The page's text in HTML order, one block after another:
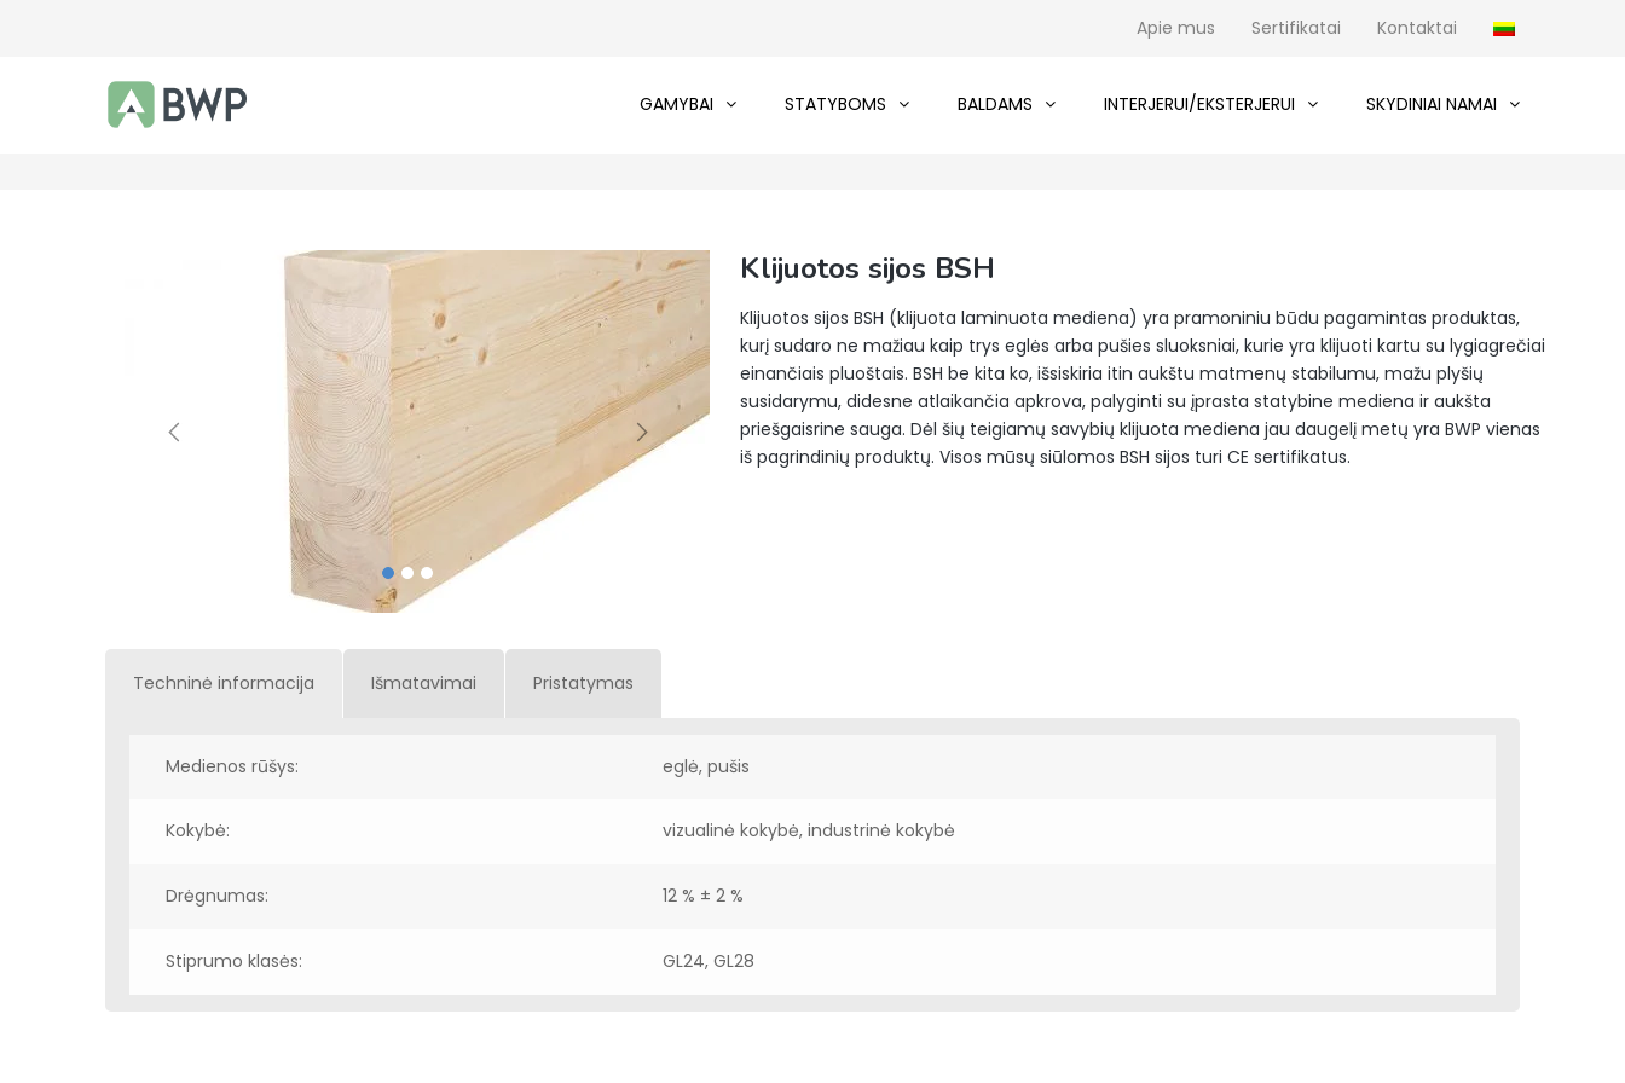
Apie mus Sertifikatai Kontaktai
GAMYBAI STATYBOMS BALDAMS INTERJERUI/EKSTERJERUI SKYDINIAI NAMAI
Klijuotos sijos BSH
Klijuotos sijos BSH (klijuota laminuota mediena) yra pramoniniu būdu pagamintas produktas,
kurį sudaro ne mažiau kaip trys eglės arba pušies sluoksniai, kurie yra klijuoti kartu su lygiagrečiai
einančiais pluoštais. BSH be kita ko, išsiskiria itin aukštu matmenų stabilumu, mažu plyšių
susidarymu, didesne atlaikančia apkrova, palyginti su įprasta statybine mediena ir aukšta
priešgaisrine sauga. Dėl šių teigiamų savybių klijuota mediena jau daugelį metų yra BWP vienas
iš pagrindinių produktų. Visos mūsų siūlomos BSH sijos turi CE sertifikatus.
Techninė informacija Išmatavimai Pristatymas
Medienos rūšys: eglė, pušis
Kokybė: vizualinė kokybė, industrinė kokybė
Drėgnumas: 12 % ± 2 %
Stiprumo klasės: GL24, GL28